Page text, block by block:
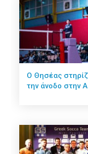
Ο Θησέας
την άνοδο στην